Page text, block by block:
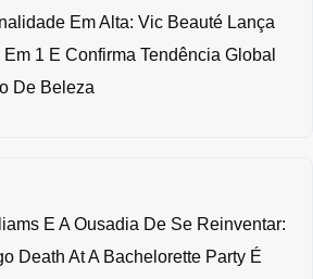
Em Alta: Vic Beauté Lança
1 E Confirma Tendência Global
De Beleza
E A Ousadia De Se Reinventar:
Death At A Bachelorette Party É